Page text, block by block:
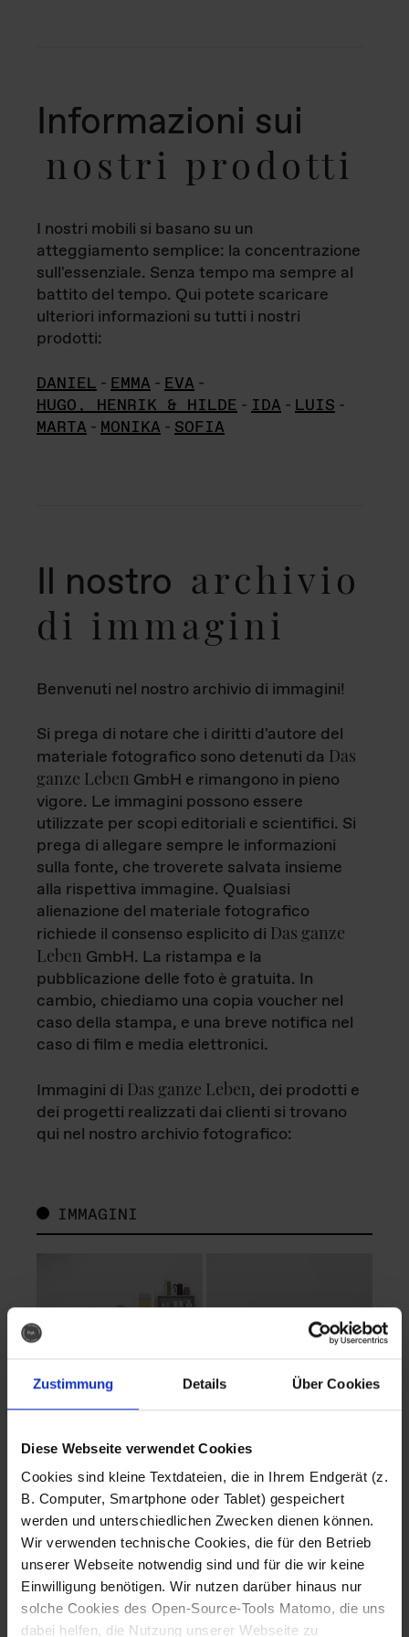
Zustimmung Details Über Cookies
Diese Webseite verwendet Cookies
Cookies sind kleine Textdateien, die in Ihrem Endgerät (z.
B. Computer, Smartphone oder Tablet) gespeichert
werden und unterschiedlichen Zwecken dienen können.
Wir verwenden technische Cookies, die für den Betrieb
unserer Webseite notwendig sind und für die wir keine
Einwilligung benötigen. Wir nutzen darüber hinaus nur
solche Cookies des Open-Source-Tools Matomo, die uns
dabei helfen, die Nutzung unserer Webseite zu
Informazioni sui
nostri prodotti
I nostri mobili si basano su un
atteggiamento semplice: la concentrazione
sull'essenziale. Senza tempo ma sempre al
battito del tempo. Qui potete scaricare
ulteriori informazioni su tutti i nostri
prodotti:
DANIEL - EMMA - EVA -
HUGO, HENRIK & HILDE - IDA - LUIS -
MARTA - MONIKA - SOFIA
Il nostro archivio
di immagini
Benvenuti nel nostro archivio di immagini!
Si prega di notare che i diritti d'autore del
materiale fotografico sono detenuti da Das
ganze Leben GmbH e rimangono in pieno
vigore. Le immagini possono essere
utilizzate per scopi editoriali e scientifici. Si
prega di allegare sempre le informazioni
sulla fonte, che troverete salvata insieme
alla rispettiva immagine. Qualsiasi
alienazione del materiale fotografico
richiede il consenso esplicito di Das ganze
Leben GmbH. La ristampa e la
pubblicazione delle foto è gratuita. In
cambio, chiediamo una copia voucher nel
caso della stampa, e una breve notifica nel
caso di film e media elettronici.
Immagini di Das ganze Leben, dei prodotti e
dei progetti realizzati dai clienti si trovano
qui nel nostro archivio fotografico:
IMMAGINI
Fotografo: Lorenz
Sternbach
Download
Fotografo: Lorenz
Sternbach
Download